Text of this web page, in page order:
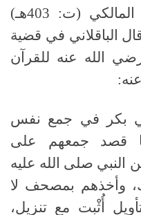
(ت: 403 هـ)
الباقلاني في قضية
الله عنه للقرآن
:
بكر في جمع نفس
قصد جمعهم على
النبي صلى الله عليه
وأخذهم بمصحف لا
أُثْبِت مع تنزيل،